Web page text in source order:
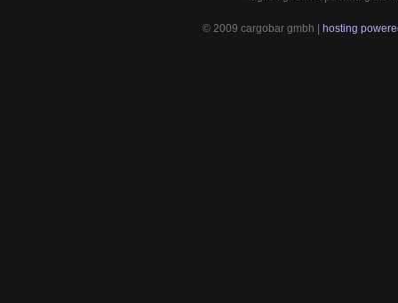
© 2009 cargobar gmbh | hosting